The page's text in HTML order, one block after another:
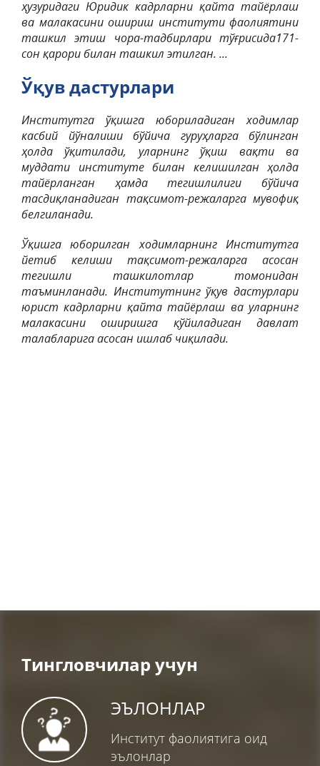
ҳузуридаги Юридик кадрларни қайта тайёрлаш
ва малакасини ошириш институти фаолиятини
ташкил этиш чора-тадбирлари тўғрисида171-
сон қарори билан ташкил этилган. ...
Ўқув дастурлари
Институтга ўқишга юбориладиган ходимлар
касбий йўналиши бўйича гуруҳларга бўлинган
ҳолда ўқитилади, уларнинг ўқиш вақти ва
муддати институте билан келишилган ҳолда
тайёрланган ҳамда тегишлилиги бўйича
тасдиқланадиган тақсимот-режаларга мувофиқ
белгиланади.
Ўқишга юборилган ходимларнинг Институтга
йетиб келиши тақсимот-режаларга асосан
тегишли ташкилотлар томонидан
таъминланади. Институтнинг ўқув дастурлари
юрист кадрларни қайта тайёрлаш ва уларнинг
малакасини оширишга қўйиладиган давлат
талабларига асосан ишлаб чиқилади.
Тингловчилар учун
ЭЪЛОНЛАР
Институт фаолиятига оид
эълонлар